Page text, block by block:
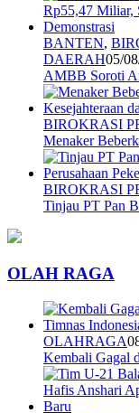
BANTEN,
DAERAH05/
AMBB Soroti
BIROKRASI
Menaker
BIROKRASI
Tinjau PT Pan
OLAH RAGA
OLAHRAGA
Kembali Gagal